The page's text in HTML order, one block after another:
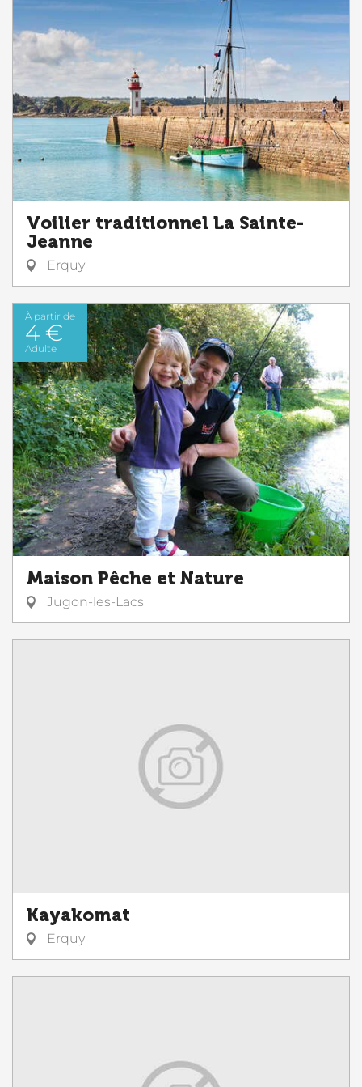
Voilier traditionnel La Sainte-
Jeanne
Erquy
À partir de
4 €
Adulte
Maison Pêche et Nature
Jugon-les-Lacs
Kayakomat
Erquy